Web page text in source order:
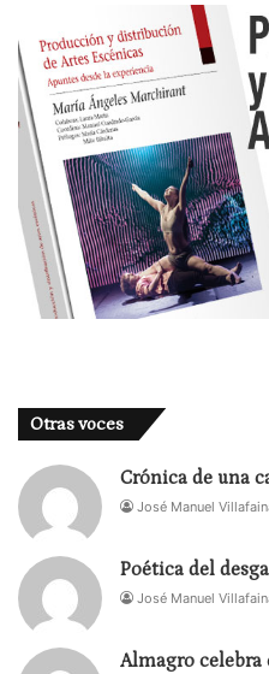
Otras voces
Crónica de una
José Manuel
Poética del
José Manuel
Almagro